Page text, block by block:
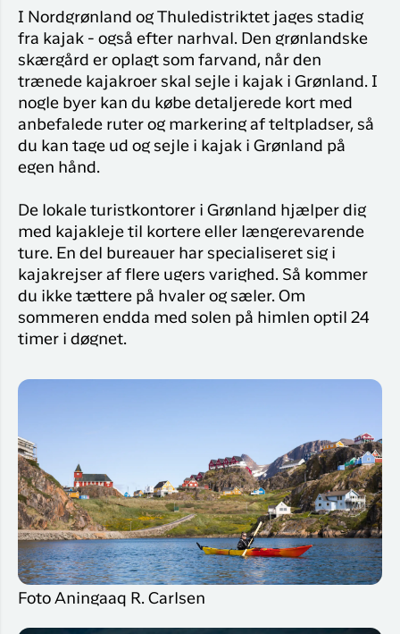
I Nordgrønland og Thuledistriktet jages stadig
fra kajak - også efter narhval. Den grønlandske
skærgård er oplagt som farvand, når den
trænede kajakroer skal sejle i kajak i Grønland. I
nogle byer kan du købe detaljerede kort med
anbefalede ruter og markering af teltpladser, så
du kan tage ud og sejle i kajak i Grønland på
egen hånd.
De lokale turistkontorer i Grønland hjælper dig
med kajakleje til kortere eller længerevarende
ture. En del bureauer har specialiseret sig i
kajakrejser af flere ugers varighed. Så kommer
du ikke tættere på hvaler og sæler. Om
sommeren endda med solen på himlen optil 24
timer i døgnet.
Foto Aningaaq R. Carlsen